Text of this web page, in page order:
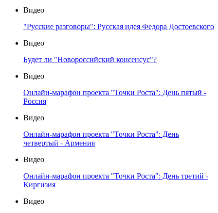
Видео
"Русские разговоры": Русская идея Федора Достоевского
Видео
Будет ли "Новороссийский консенсус"?
Видео
Онлайн-марафон проекта "Точки Роста": День пятый -
Россия
Видео
Онлайн-марафон проекта "Точки Роста": День
четвертый - Армения
Видео
Онлайн-марафон проекта "Точки Роста": День третий -
Киргизия
Видео